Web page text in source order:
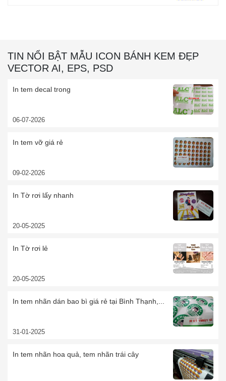
TIN NỔI BẬT MẪU ICON BÁNH KEM ĐẸP
VECTOR AI, EPS, PSD
In tem decal trong
06-07-2026
In tem vỡ giá rẻ
09-02-2026
In Tờ rơi lấy nhanh
20-05-2025
In Tờ rơi lẻ
20-05-2025
In tem nhãn dán bao bì giá rẻ tại Bình Thạnh,...
31-01-2025
In tem nhãn hoa quả, tem nhãn trái cây